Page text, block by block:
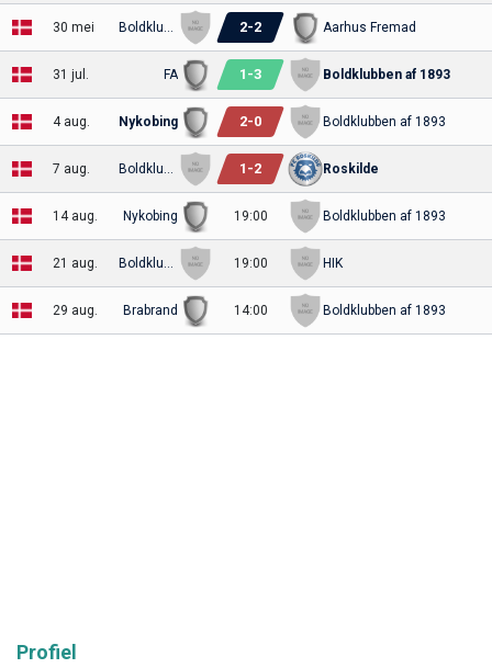
30 mei Boldklubben af 1893 2-2 Aarhus Fremad
31 jul. FA 1 -3 Boldklubben af 1893
4 aug. Nykobing 2-0 Boldklubben af 1893
7 aug. Boldklubben af 1893 1 -2 Roskilde
14 aug. Nykobing 19:00 Boldklubben af 1893
21 aug. Boldklubben af 1893 19:00 HIK
29 aug. Brabrand 14:00 Boldklubben af 1893
Profiel